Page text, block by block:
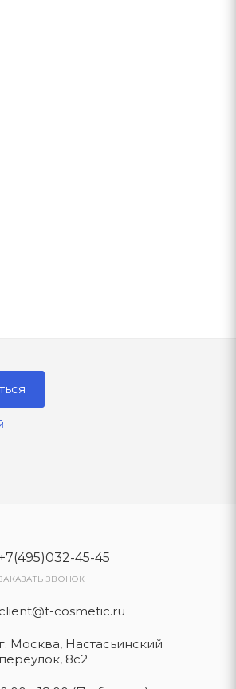
45-45
ЗВОНОК
client@t-cosmetic.ru
г. Москва, Настасьинский
переулок, 8с2